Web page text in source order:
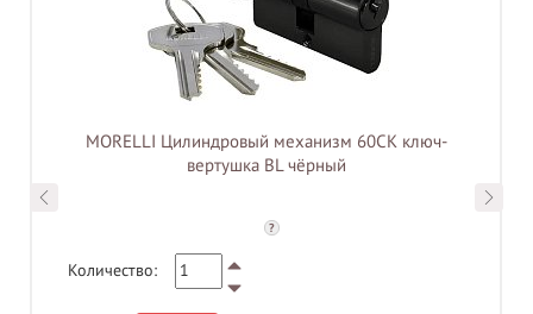
MORELLI Цилиндровый механизм 60CK ключ-
вертушка BL чёрный
?
Количество: